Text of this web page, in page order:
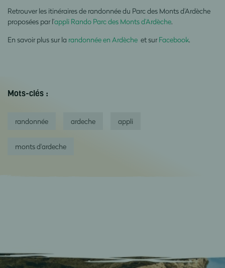
Retrouver les itinéraires de randonnée du Parc des Monts d’Ardèche
proposées par l’appli Rando Parc des Monts d’Ardèche.
En savoir plus sur la randonnée en Ardèche et sur Facebook.
Mots-clés :
randonnée ardeche appli
monts d'ardeche